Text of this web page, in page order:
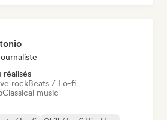
réalisés
rockBeats / Lo-fi
Classical music